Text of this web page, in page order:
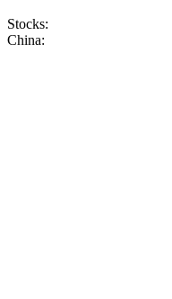
Stocks:
China: